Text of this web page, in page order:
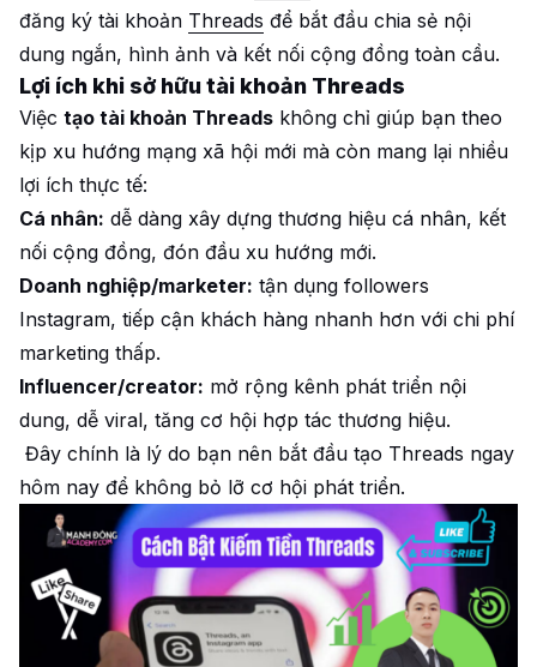
đăng ký tài khoản Threads để bắt đầu chia sẻ nội
dung ngắn, hình ảnh và kết nối cộng đồng toàn cầu.
Lợi ích khi sở hữu tài khoản Threads
Việc tạo tài khoản Threads không chỉ giúp bạn theo
kịp xu hướng mạng xã hội mới mà còn mang lại nhiều
lợi ích thực tế:
Cá nhân: dễ dàng xây dựng thương hiệu cá nhân, kết
nối cộng đồng, đón đầu xu hướng mới.
Doanh nghiệp/marketer: tận dụng followers
Instagram, tiếp cận khách hàng nhanh hơn với chi phí
marketing thấp.
Influencer/creator: mở rộng kênh phát triển nội
dung, dễ viral, tăng cơ hội hợp tác thương hiệu.
Đây chính là lý do bạn nên bắt đầu tạo Threads ngay
hôm nay để không bỏ lỡ cơ hội phát triển.